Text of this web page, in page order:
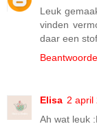
Leuk
vinden
daar een
Elisa 2 april
Ah wat leuk